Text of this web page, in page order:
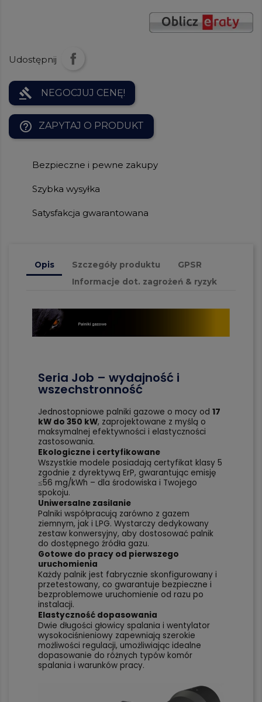
Udostępnij
gavel NEGOCJUJ CENĘ!
help_outline ZAPYTAJ O PRODUKT
Bezpieczne i pewne zakupy
Szybka wysyłka
Satysfakcja gwarantowana
Opis Szczegóły produktu
GPSR
Informacje dot. zagrożeń & ryzyk
Seria Job – wydajność i
wszechstronność
Jednostopniowe palniki gazowe o mocy od 17
kW do 350 kW, zaprojektowane z myślą o
maksymalnej efektywności i elastyczności
zastosowania.
Ekologiczne i certyfikowane
Wszystkie modele posiadają certyfikat klasy 5
zgodnie z dyrektywą ErP, gwarantując emisję
≤56 mg/kWh – dla środowiska i Twojego
spokoju.
Uniwersalne zasilanie
Palniki współpracują zarówno z gazem
ziemnym, jak i LPG. Wystarczy dedykowany
zestaw konwersyjny, aby dostosować palnik
do dostępnego źródła gazu.
Gotowe do pracy od pierwszego
uruchomienia
Każdy palnik jest fabrycznie skonfigurowany i
przetestowany, co gwarantuje bezpieczne i
bezproblemowe uruchomienie od razu po
instalacji.
Elastyczność dopasowania
Dwie długości głowicy spalania i wentylator
wysokociśnieniowy zapewniają szerokie
możliwości regulacji, umożliwiając idealne
dopasowanie do różnych typów komór
spalania i warunków pracy.